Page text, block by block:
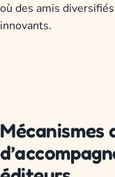
où des amis
innovants.
Mécanismes